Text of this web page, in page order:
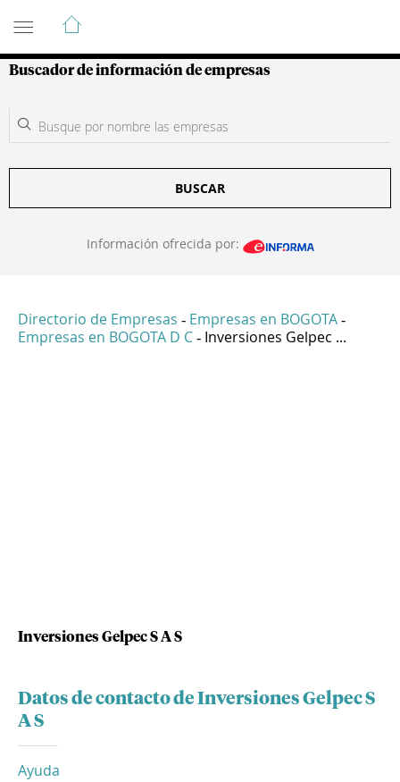
Guía de Empresas Colombianas
Buscador de información de empresas
BUSCAR
Información ofrecida por:
Directorio de Empresas - Empresas en BOGOTA -
Empresas en BOGOTA D C - Inversiones Gelpec ...
Inversiones Gelpec S A S
Datos de contacto de Inversiones Gelpec S
A S
Ayuda